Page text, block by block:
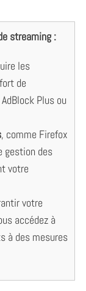
streaming :
les
de
Plus ou
, comme Firefox
gestion des
votre
votre
accédez à
à des mesures